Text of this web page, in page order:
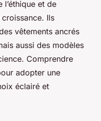
et de
croissance. Ils
vêtements ancrés
aussi des modèles
Comprendre
adopter une
éclairé et